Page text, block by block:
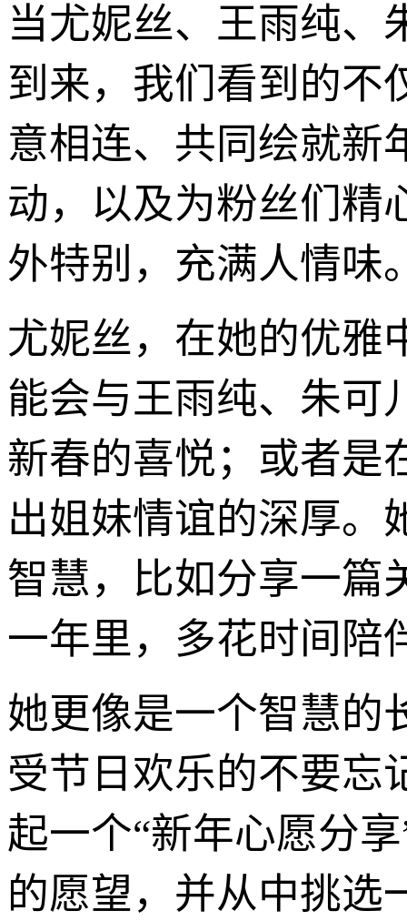
当尤妮丝、王雨纯、
到来，我们看到的不
意相连、共同绘就新
动，以及为粉丝们精
外特别，充满人情味
尤妮丝，在她的优雅
能会与王雨纯、朱可
新春的喜悦；或者是
出姐妹情谊的深厚。
智慧，比如分享一篇
一年里，多花时间陪
她更像是一个智慧的
受节日欢乐的不要忘
起一个“新年心愿分
的愿望，并从中挑选